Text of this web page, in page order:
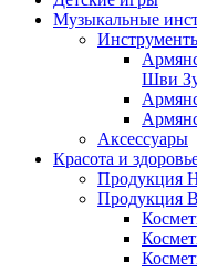
Музыкальные
Шви
Аксессуары
Красота и
Продукция
Продукция